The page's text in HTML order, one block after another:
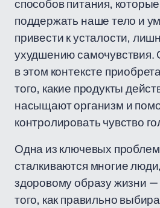
способов питания,
поддержать наше тело и
привести к усталости,
ухудшению самочувствия.
в этом контексте
того, какие продукты
насыщают организм и
контролировать чувство
Одна из ключевых
сталкиваются многие
здоровому образу жизни
того, как правильно